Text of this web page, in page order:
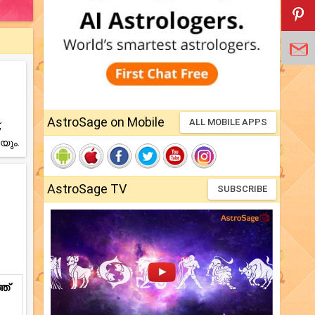
AstroSage on Mobile ALL MOBILE APPS
AstroSage TV SUBSCRIBE